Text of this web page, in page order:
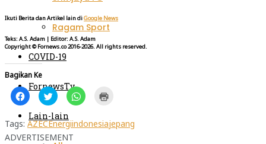
Ragam Sport
COVID-19
FornewsTv
Lain-lain
Ikuti Berita dan Artikel lain diGoogle News
Teks: A.S. Adam | Editor: A.S. Adam
Copyright © Fornews.co 2016-2026. All rights reserved.
Bagikan Ke
Klik
untuk
membagikan
di
Facebook(Membuka
di
jendela
Klik
untuk
berbagi
pada
Twitter(Membuka
di
jendela
Klik
untuk
WhatsApp(Membuka
di
jendela
yang
Tags: AZECEnergiindonesiajepang
ADVERTISEMENT